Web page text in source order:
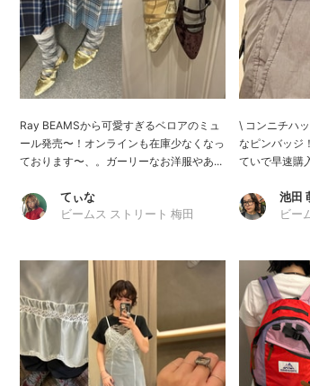
Ray BEAMSから可愛すぎるベロアのミュ
ール発売〜！オンラインも在庫少なくなっ
ております〜、。ガーリーなお洋服やあ...
てぃな
ビームス ストリート 梅田
\ コンニチハ
なピンバッジ
ていで早速購
池田
ビー